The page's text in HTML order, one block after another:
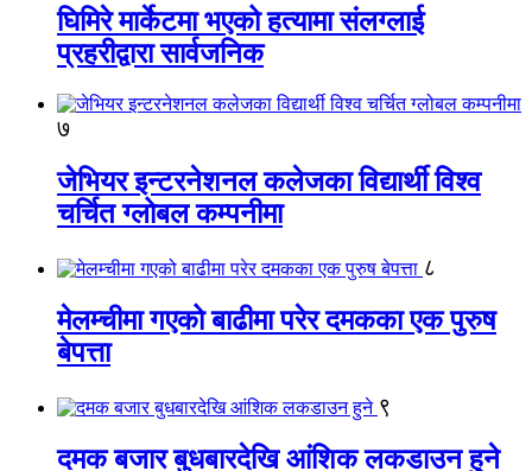
घिमिरे मार्केटमा भएको हत्यामा संलग्लाई
प्रहरीद्वारा सार्वजनिक
७
जेभियर इन्टरनेशनल कलेजका विद्यार्थी विश्व
चर्चित ग्लोबल कम्पनीमा
८
मेलम्चीमा गएको बाढीमा परेर दमकका एक पुरुष
बेपत्ता
९
दमक बजार बुधबारदेखि आंशिक लकडाउन हुने